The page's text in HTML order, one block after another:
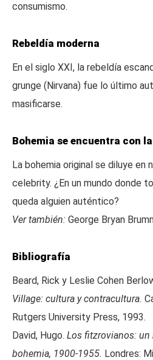
consumismo.
Rebeldía moderna
En el siglo XXI, la rebeldía
grunge (Nirvana) fue lo último
masificarse.
Bohemia se encuentra con
La bohemia original se diluye en
celebrity. ¿En un mundo donde
queda alguien auténtico?
Ver también: George Bryan
Bibliografía
Beard, Rick y Leslie Cohen
Village: cultura y contracultura.
Rutgers University Press, 1993.
David, Hugo. Los fitzrovianos: un
bohemia, 1900-1955. Londres: